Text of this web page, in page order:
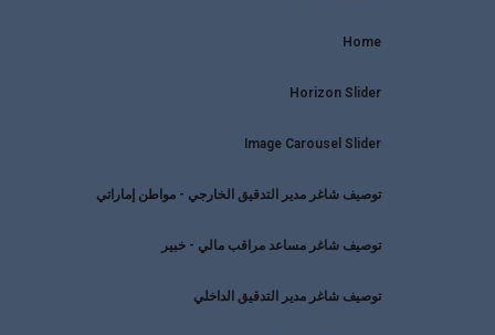
Home
Horizon Slider
Image Carousel Slider
توصيف شاغر مدير التدقيق الخارجي - مواطن إماراتي
توصيف شاغر مساعد مراقب مالي - خبير
توصيف شاغر مدير التدقيق الداخلي